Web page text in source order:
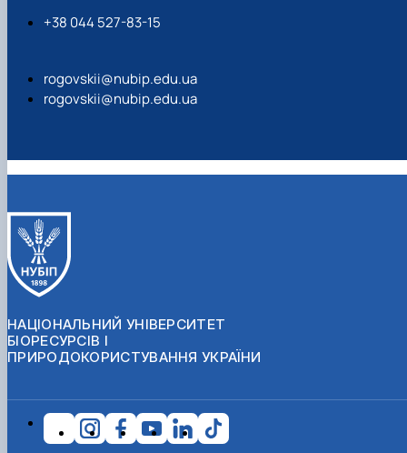
+38 044 527-83-15
rogovskii@nubip.edu.ua
rogovskii@nubip.edu.ua
НАЦІОНАЛЬНИЙ УНІВЕРСИТЕТ
БІОРЕСУРСІВ І
ПРИРОДОКОРИСТУВАННЯ УКРАЇНИ